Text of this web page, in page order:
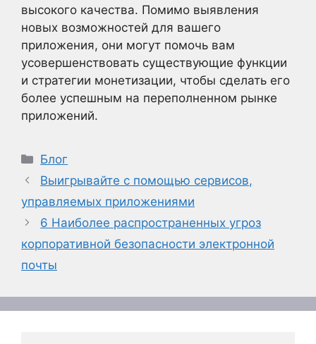
высокого качества. Помимо выявления
новых возможностей для вашего
приложения, они могут помочь вам
усовершенствовать существующие функции
и стратегии монетизации, чтобы сделать его
более успешным на переполненном рынке
приложений.
Рубрики
Блог
Выигрывайте с помощью сервисов,
управляемых приложениями
6 Наиболее распространенных угроз
корпоративной безопасности электронной
почты